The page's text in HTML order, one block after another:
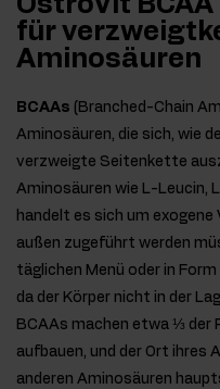
für
Aminosäuren
BCAAs (Branched-Chain
Aminosäuren, die sich, wie
verzweigte Seitenkette
Aminosäuren wie L-Leucin,
handelt es sich um exogene
außen zugeführt werden
täglichen Menü oder in
da der Körper nicht in der
BCAAs machen etwa ⅓ der
aufbauen, und der Ort ihres
anderen Aminosäuren